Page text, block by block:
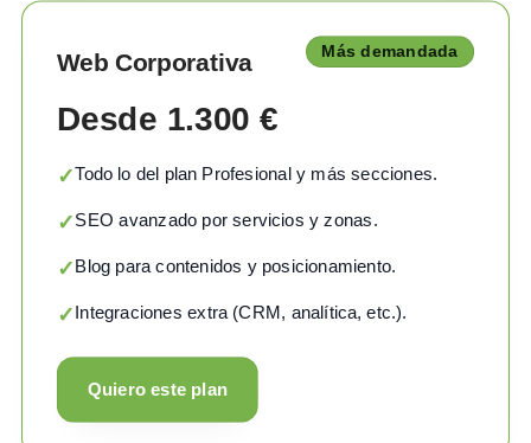
Web Corporativa Más demandada
Desde 1.300 €
✓Todo lo del plan Profesional y más secciones.
✓SEO avanzado por servicios y zonas.
✓Blog para contenidos y posicionamiento.
✓Integraciones extra (CRM, analítica, etc.).
Quiero este plan